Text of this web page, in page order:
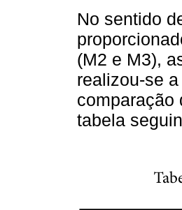
No sentido
(M2 e M3),
realizou-se
comparação
tabela